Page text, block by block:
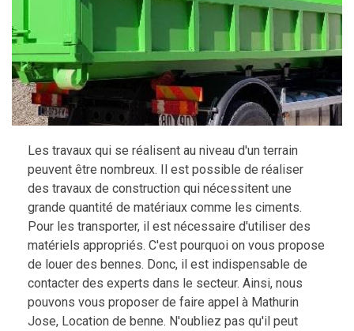
Les travaux qui se réalisent au niveau d'un terrain
peuvent être nombreux. Il est possible de réaliser
des travaux de construction qui nécessitent une
grande quantité de matériaux comme les ciments.
Pour les transporter, il est nécessaire d'utiliser des
matériels appropriés. C'est pourquoi on vous propose
de louer des bennes. Donc, il est indispensable de
contacter des experts dans le secteur. Ainsi, nous
pouvons vous proposer de faire appel à Mathurin
Jose, Location de benne. N'oubliez pas qu'il peut